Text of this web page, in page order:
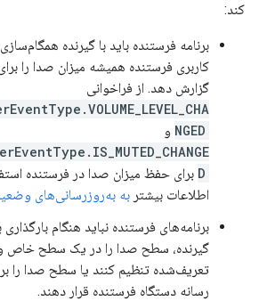
کند:
برنامه فرستنده باید با گیرنده
کاربری فرستنده همیشه میزان صدا را
گزارش دهد. از فراخوانی
NGED و
D برای حفظ میزان صدا در فرستنده
اطلاعات بیشتر به به‌روزرسانی‌های
برنامه‌های فرستنده نباید هنگام بارگذاری
گیرنده، سطح صدا را در یک سطح خاص
تعریف‌شده تنظیم کنند یا سطح صدا را
رسانه دستگاه فرستنده قرار دهند.